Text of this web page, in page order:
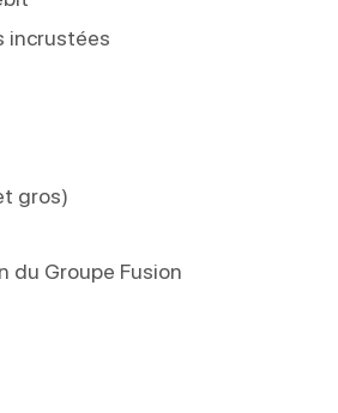
incrustées
gros)
du Groupe Fusion